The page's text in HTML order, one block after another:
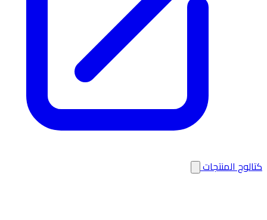
كتالوج المنتجات